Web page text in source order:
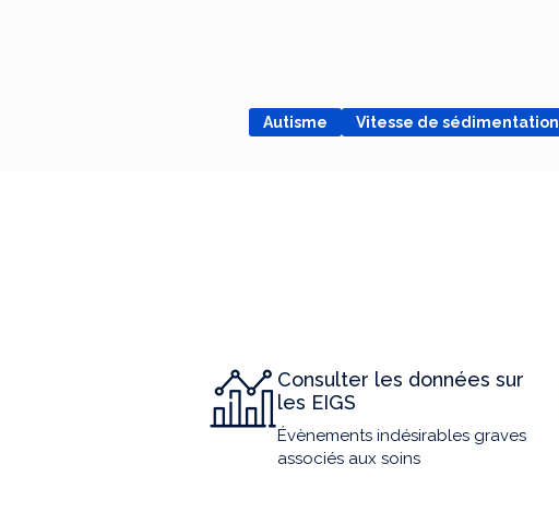
Autisme Vitesse de sédimentation
Consulter les données sur
les EIGS
Évènements indésirables graves
associés aux soins